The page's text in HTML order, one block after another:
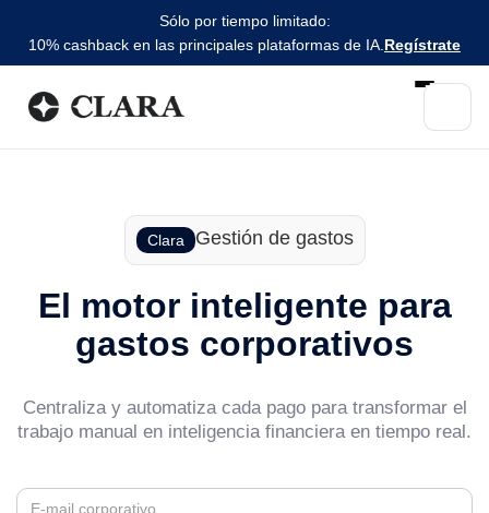
Sólo por tiempo limitado:
10% cashback en las principales plataformas de IA. Regístrate
Clara Gestión de gastos
El motor inteligente para
gastos corporativos
Centraliza y automatiza cada pago para transformar el
trabajo manual en inteligencia financiera en tiempo real.